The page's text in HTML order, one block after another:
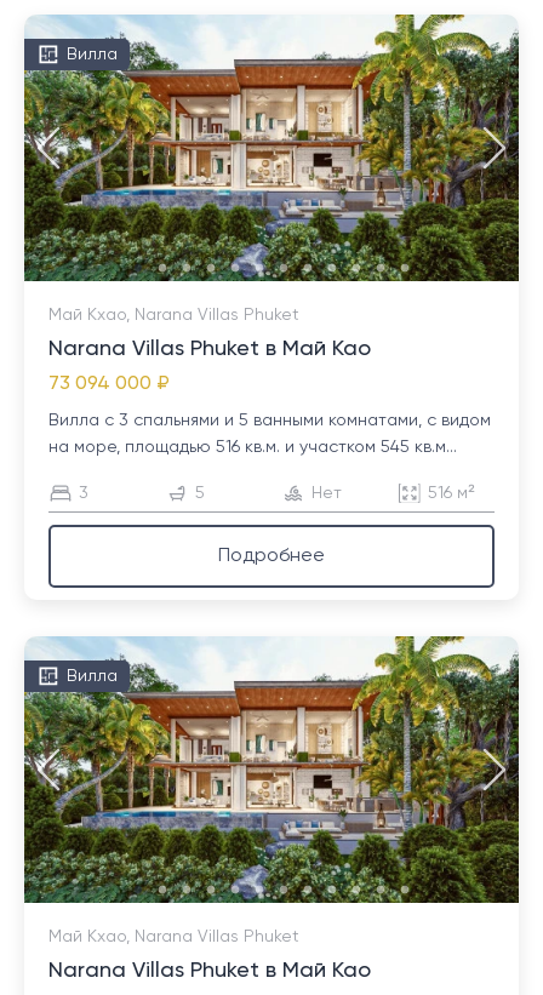
Вилла
Май Кхао, Narana Villas Phuket
Narana Villas Phuket в Май Као
73 094 000 ₽
Вилла с 3 спальнями и 5 ванными комнатами, с видом
на море, площадью 516 кв.м. и участком 545 кв.м...
3 5 Нет 516 м²
Подробнее
Вилла
Май Кхао, Narana Villas Phuket
Narana Villas Phuket в Май Као